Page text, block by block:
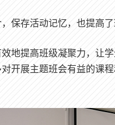
保存活动记忆，也提高
地提高班级凝聚力，让
开展主题班会有益的课